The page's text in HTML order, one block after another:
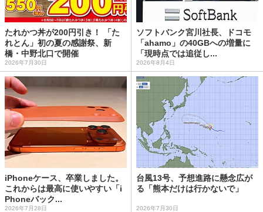
たれかつ丼が200円引き！ 「た
れとん」初の夏の感謝祭、新
橋・中野北口で開催
2026年7月30日
ソフトバンク宮川社長、ドコモ
「ahamo」の40GBへの増量に
「現時点では追従し...
2026年8月4日
iPhoneケース、卒業しました。
これからは最高に使いやすい「i
Phoneバック...
2026年7月28日
台風13号、予想進路に懸念広が
る「熊本だけは行かないで」
2026年7月30日